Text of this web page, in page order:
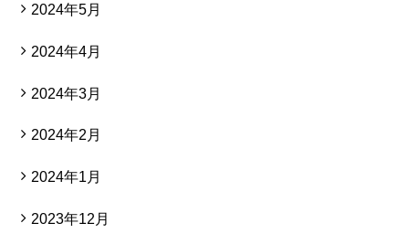
2024年5月
2024年4月
2024年3月
2024年2月
2024年1月
2023年12月